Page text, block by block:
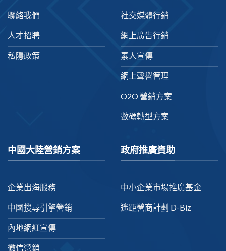
聯絡我們
人才招聘
私隱政策
社交媒體行銷
網上廣告行銷
素人宣傳
網上聲譽管理
O2O 營銷方案
數碼轉型方案
中國大陸營銷方案
企業出海服務
中國搜尋引擎營銷
內地網紅宣傳
微信營銷
政府推廣資助
中小企業市場推廣基金
遙距營商計劃 D-Biz